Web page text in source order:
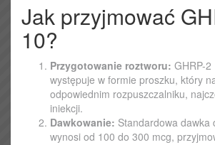
Jak przyjmować
10?
Przygotowanie roztworu: GHRP-
występuje w formie proszku, który
odpowiednim rozpuszczalniku,
iniekcji.
Dawkowanie: Standardowa dawka
wynosi od 100 do 300 mcg,